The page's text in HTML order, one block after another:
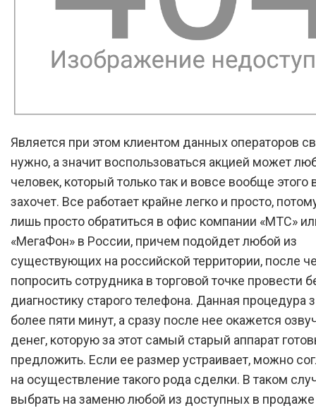
Является при этом клиентом данных операторов
нужно, а значит воспользоваться акцией может
человек, который только так и вовсе вообще этого
захочет. Все работает крайне легко и просто,
лишь просто обратиться в офис компании «МТС»
«МегаФон» в России, причем подойдет любой из
существующих на российской территории, после
попросить сотрудника в торговой точке провести
диагностику старого телефона. Данная процедура
более пяти минут, а сразу после нее окажется
денег, которую за этот самый старый аппарат
предложить. Если ее размер устраивает, можно
на осуществление такого рода сделки. В таком
выбрать на заменю любой из доступных в